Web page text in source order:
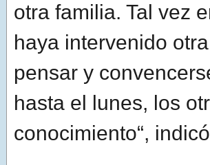
otra familia. Tal vez
haya intervenido
pensar y
hasta el lunes, los
conocimiento“,